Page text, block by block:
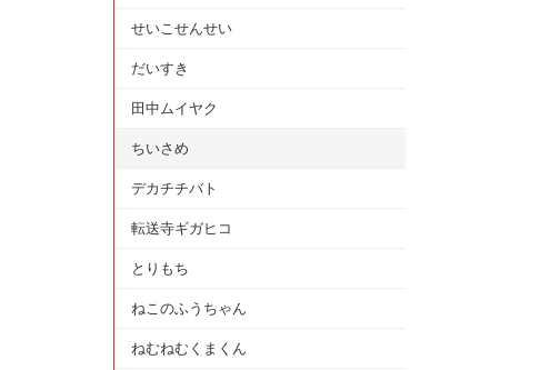
せいこせんせい
だいすき
田中ムイヤク
ちいさめ
デカチチバト
転送寺ギガヒコ
とりもち
ねこのふうちゃん
ねむねむくまくん